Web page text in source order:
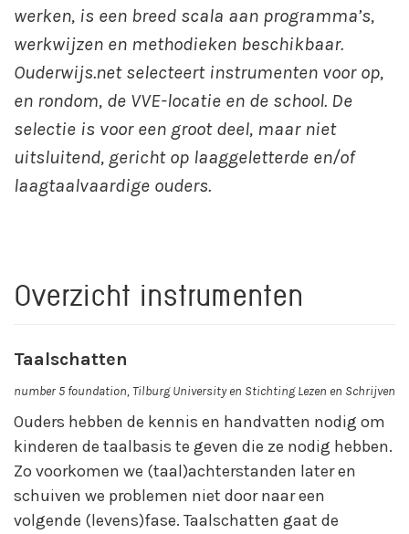
werken, is een breed scala aan programma’s,
werkwijzen en methodieken beschikbaar.
Ouderwijs.net selecteert instrumenten voor op,
en rondom, de VVE-locatie en de school. De
selectie is voor een groot deel, maar niet
uitsluitend, gericht op laaggeletterde en/of
laagtaalvaardige ouders.
Overzicht instrumenten
Taalschatten
number 5 foundation, Tilburg University en Stichting Lezen en Schrijven
Ouders hebben de kennis en handvatten nodig om
kinderen de taalbasis te geven die ze nodig hebben.
Zo voorkomen we (taal)achterstanden later en
schuiven we problemen niet door naar een
volgende (levens)fase. Taalschatten gaat de